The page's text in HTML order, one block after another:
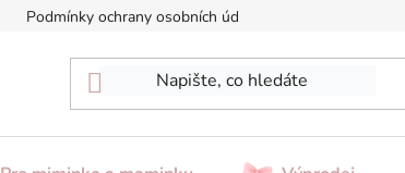
Podmínky ochrany osobních údajů